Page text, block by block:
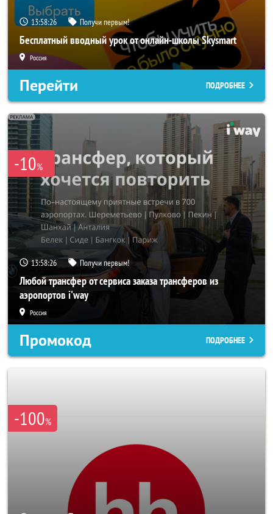
13:58:24 Получи первым!
Бесплатный вводный урок от онлайн-школы Skysmart
Россия
Перейти ПОДРОБНЕЕ
-10%
13:58:24 Получи первым!
Любой трансфер от сервиса заказа трансферов из
аэропортов i'way
Россия
Промокод ПОДРОБНЕЕ
-100%